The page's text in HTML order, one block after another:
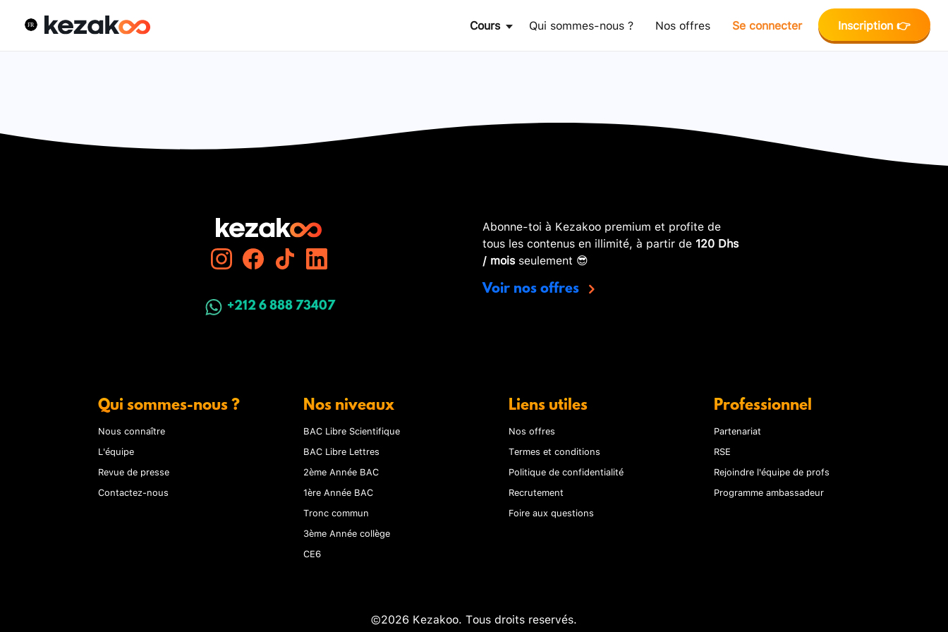
Cours Qui sommes-nous ? Nos offres Se connecter Inscription 👉
+212 6 888 73407
Abonne-toi à Kezakoo premium et profite de
tous les contenus en illimité, à partir de 120 Dhs
/ moisseulement 😎
Voir nos offres
Qui sommes-nous ?
Nous connaître
L'équipe
Revue de presse
Contactez-nous
Nos niveaux
BAC Libre Scientifique
BAC Libre Lettres
2ème Année BAC
1ère Année BAC
Tronc commun
3ème Année collège
CE6
Liens utiles
Nos offres
Termes et conditions
Politique de confidentialité
Recrutement
Foire aux questions
Professionnel
Partenariat
RSE
Rejoindre l'équipe de profs
Programme ambassadeur
©2026 Kezakoo. Tous droits reservés.